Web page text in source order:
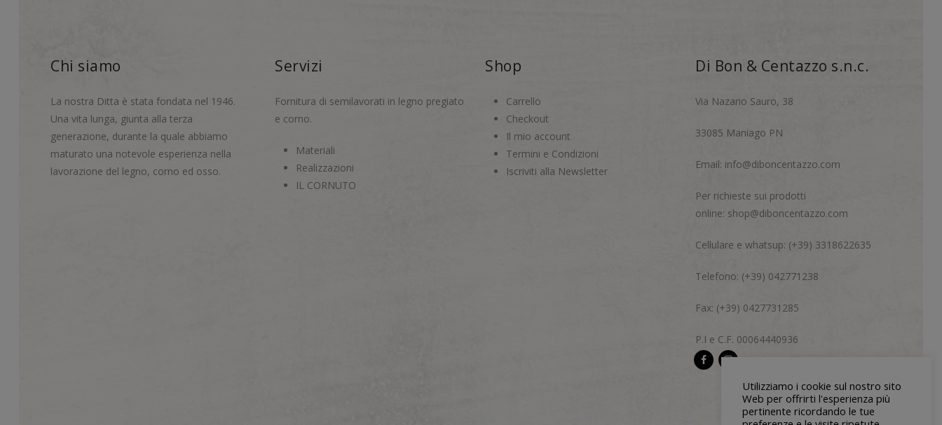
Chi siamo
La nostra Ditta è stata fondata nel 1946.
Una vita lunga, giunta alla terza
generazione, durante la quale abbiamo
maturato una notevole esperienza nella
lavorazione del legno, corno ed osso.
Servizi
Fornitura di semilavorati in legno pregiato
e corno.
Materiali
Realizzazioni
IL CORNUTO
Shop
Carrello
Checkout
Il mio account
Termini e Condizioni
Iscriviti alla Newsletter
Di Bon & Centazzo s.n.c.
Via Nazario Sauro, 38
33085 Maniago PN
Email: info@diboncentazzo.com
Per richieste sui prodotti
online: shop@diboncentazzo.com
Cellulare e whatsup: (+39) 3318622635
Telefono: (+39) 042771238
Fax: (+39) 0427731285
P.I e C.F. 00064440936
Utilizziamo i cookie sul nostro sito
Web per offrirti l'esperienza più
pertinente ricordando le tue